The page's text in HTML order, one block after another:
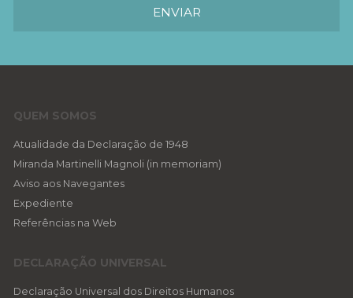
QUEM SOMOS
Atualidade da Declaração de 1948
Miranda Martinelli Magnoli (in memoriam)
Aviso aos Navegantes
Expediente
Referências na Web
DECLARAÇÃO UNIVERSAL
Declaração Universal dos Direitos Humanos